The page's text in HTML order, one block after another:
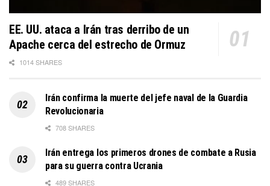
EE. UU. ataca a Irán tras derribo de un
Apache cerca del estrecho de Ormuz
1014 SHARES
Irán confirma la muerte del jefe naval de la Guardia
Revolucionaria
708 SHARES
Irán entrega los primeros drones de combate a Rusia
para su guerra contra Ucrania
489 SHARES